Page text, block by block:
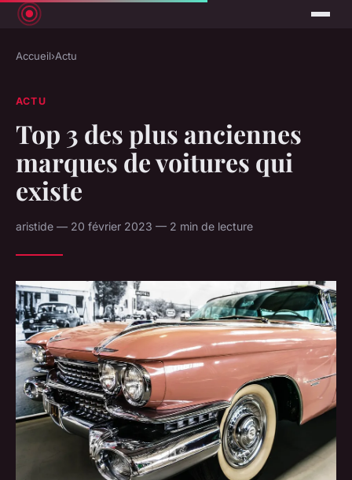
Accueil›Actu
ACTU
Top 3 des plus anciennes
marques de voitures qui
existe
aristide — 20 février 2023 — 2 min de lecture